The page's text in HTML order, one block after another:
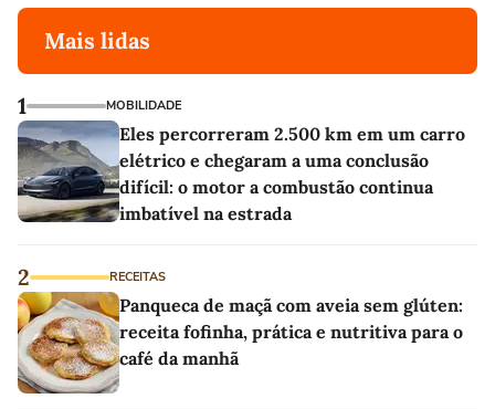
Mais lidas
1 MOBILIDADE
Eles percorreram 2.500 km em um carro
elétrico e chegaram a uma conclusão
difícil: o motor a combustão continua
imbatível na estrada
2 RECEITAS
Panqueca de maçã com aveia sem glúten:
receita fofinha, prática e nutritiva para o
café da manhã